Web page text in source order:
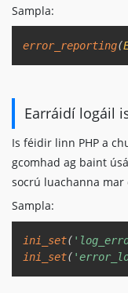
Sampla:
error_reporting(
Earráidí logáil
Is féidir linn PHP a
gcomhad ag baint
socrú luachanna mar
Sampla:
ini_set(
ini_set(